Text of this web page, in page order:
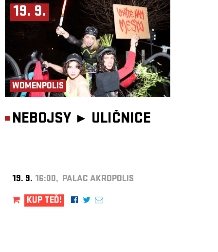
19. 9.
WOMENPOLIS
NEBOJSY ► ULIČNICE
19. 9. 16:00, PALÁC AKROPOLIS
KUP TEĎ!